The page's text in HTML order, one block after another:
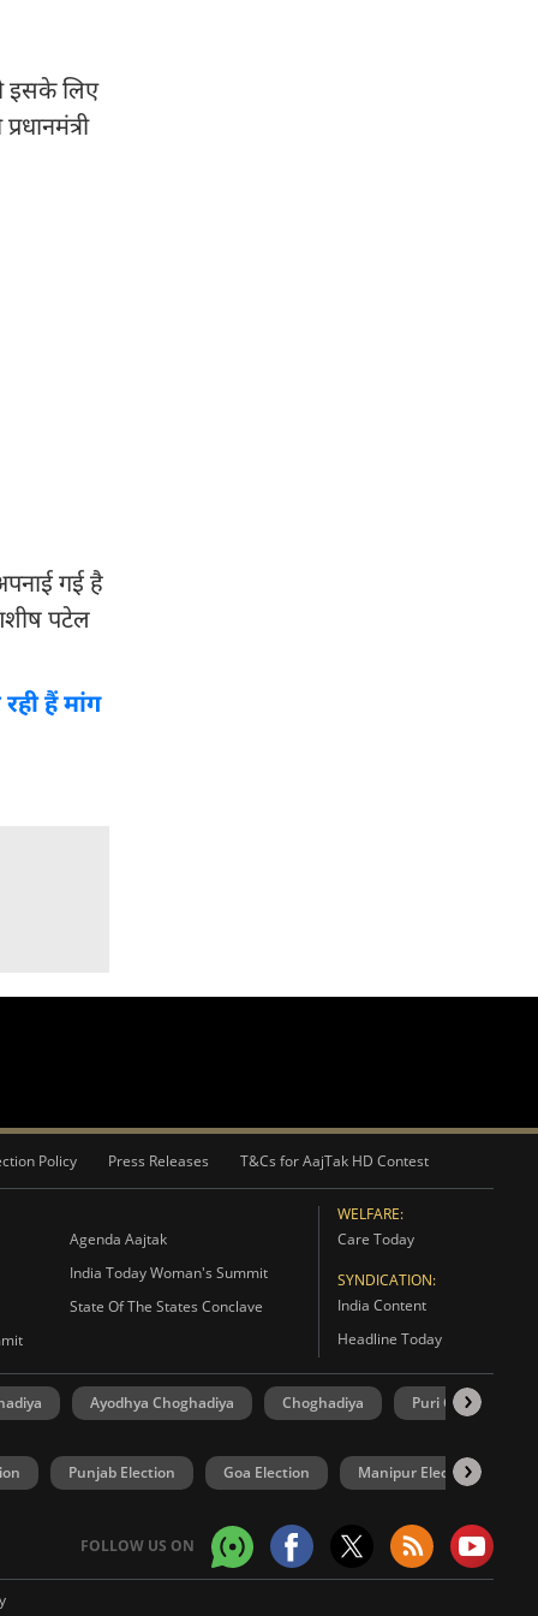
इसके लिए
गई है
पटेल
हैं मांग
Policy Press Releases T&Cs for AajTak HD Contest
Agenda Aajtak
India Today Woman's Summit
State Of The States Conclave
WELFARE:
Care Today
SYNDICATION:
India Content
Headline Today
Ayodhya Choghadiya Choghadiya Puri Choghadiya
Punjab Election Goa Election Manipur Election
FOLLOW US ON